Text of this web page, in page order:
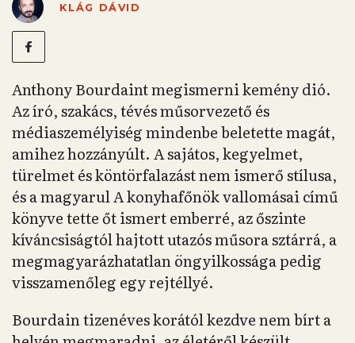
KLÁG DÁVID
Anthony Bourdaint megismerni kemény dió.
Az író, szakács, tévés műsorvezető és
médiaszemélyiség mindenbe beletette magát,
amihez hozzányúlt. A sajátos, kegyelmet,
türelmet és köntörfalazást nem ismerő stílusa,
és a magyarul A konyhafőnök vallomásai című
könyve tette őt ismert emberré, az őszinte
kíváncsiságtól hajtott utazós műsora sztárrá, a
megmagyarázhatatlan öngyilkossága pedig
visszamenőleg egy rejtéllyé.
Bourdain tizenéves korától kezdve nem bírt a